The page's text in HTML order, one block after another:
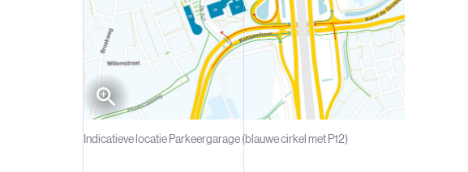
Indicatieve locatie Parkeergarage (blauwe cirkel met P12)